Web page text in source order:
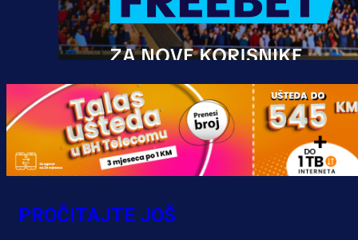
Promo vijesti
MrBit: Isprati kvalifikacije za
evropska takmičenja i preuzmi
bonus dobrodošlice!
PROČITAJTE JOŠ